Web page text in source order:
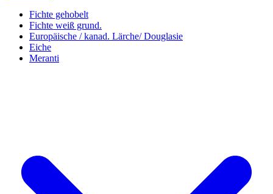
Fichte gehobelt
Fichte weiß grund.
Europäische / kanad. Lärche/ Douglasie
Eiche
Meranti